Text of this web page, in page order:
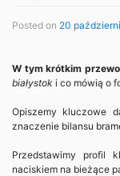
Posted on 20
W tym krótkim
białystok i co mówią o
Opiszemy kluczowe
znaczenie bilansu
Przedstawimy profil
naciskiem na bieżące